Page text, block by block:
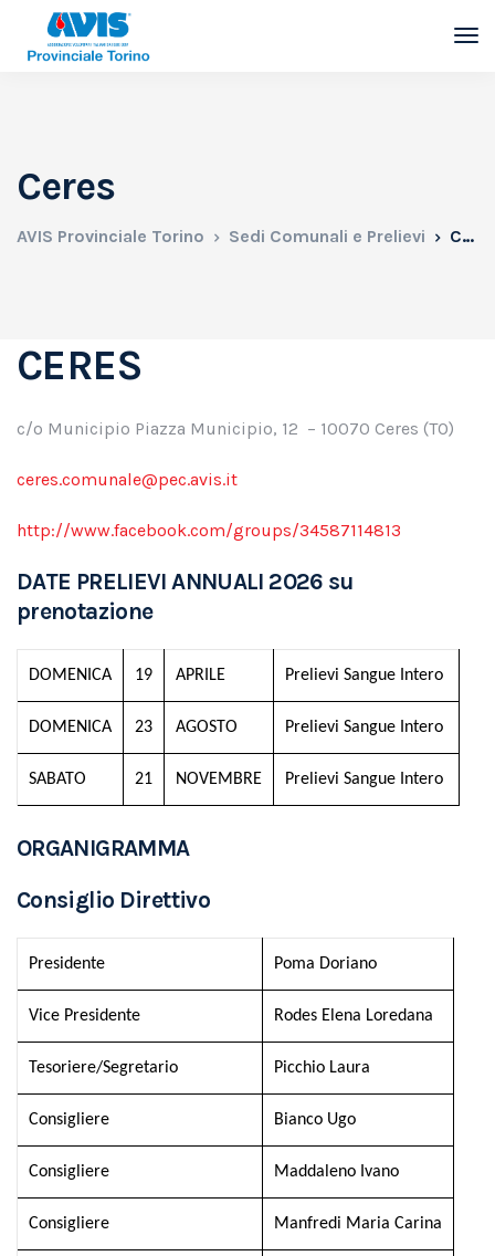
Ceres
AVIS Provinciale Torino Sedi Comunali e Prelievi Ceres
CERES
c/o Municipio Piazza Municipio, 12 – 10070 Ceres (TO)
ceres.comunale@pec.avis.it
http://www.facebook.com/groups/34587114813
DATE PRELIEVI ANNUALI 2026 su
prenotazione
DOMENICA 19 APRILE Prelievi Sangue Intero
DOMENICA 23 AGOSTO Prelievi Sangue Intero
SABATO 21 NOVEMBRE Prelievi Sangue Intero
ORGANIGRAMMA
Consiglio Direttivo
Presidente Poma Doriano
Vice Presidente Rodes Elena Loredana
Tesoriere/Segretario Picchio Laura
Consigliere Bianco Ugo
Consigliere Maddaleno Ivano
Consigliere Manfredi Maria Carina